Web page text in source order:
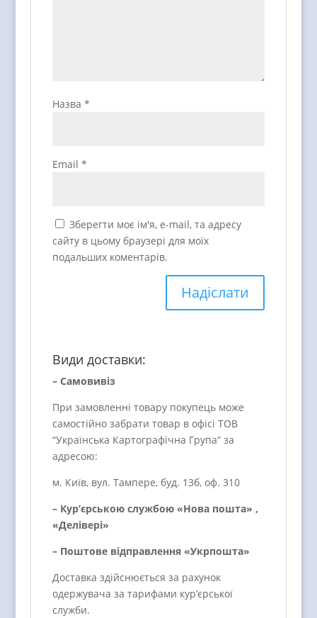
Назва *
Email *
Зберегти моє ім'я, e-mail, та адресу
сайту в цьому браузері для моїх
подальших коментарів.
Види доставки:
– Самовивіз
При замовленні товару покупець може
самостійно забрати товар в офісі ТОВ
“Українська Картографічна Група” за
адресою:
м. Київ, вул. Тампере, буд. 13б, оф. 310
– Кур’єрською службою «Нова пошта» ,
«Делівері»
– Поштове відправлення «Укрпошта»
Доставка здійснюється за рахунок
одержувача за тарифами кур’єрської
служби.